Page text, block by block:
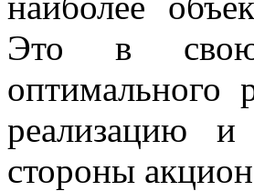
Это в свою
оптимального
реализацию
стороны